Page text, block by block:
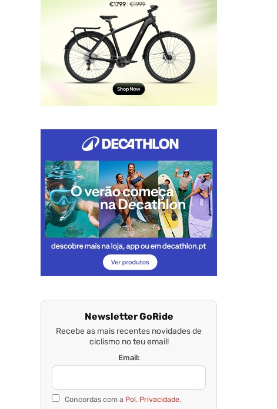
Newsletter GoRide
Recebe as mais recentes novidades de
ciclismo no teu email!
Email:
Concordas com a Pol. Privacidade.